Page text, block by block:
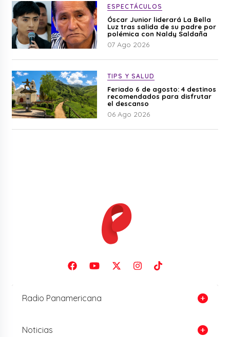
ESPECTÁCULOS
Óscar Junior liderará La Bella
Luz tras salida de su padre por
polémica con Naldy Saldaña
07 Ago 2026
TIPS Y SALUD
Feriado 6 de agosto: 4 destinos
recomendados para disfrutar
el descanso
06 Ago 2026
Radio Panamericana
Noticias